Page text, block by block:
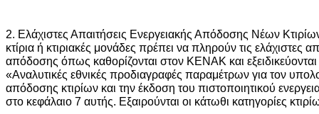
2. Ελάχιστες Απαιτήσεις Ενεργειακής Απόδοσης Νέων
κτίρια ή κτιριακές μονάδες πρέπει να πληρούν τις ελάχιστες
απόδοσης όπως καθορίζονται στον ΚΕΝΑΚ και
«Αναλυτικές εθνικές προδιαγραφές παραμέτρων για τον
απόδοσης κτιρίων και την έκδοση του πιστοποιητικού
στο κεφάλαιο 7 αυτής. Εξαιρούνται οι κάτωθι κατηγορίες